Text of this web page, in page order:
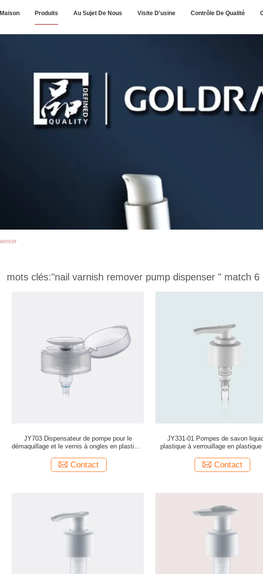
Maison Produits Au Sujet De Nous Visite D'usine Contrôle De Qualité
mots clés:"nail varnish remover pump dispenser " match 6
JY703 Dispensateur de pompe pour le
démaquillage et le vernis à ongles en plastique
Contact
JY331-01 Pompes de savon
plastique à verrouillage en plastique
Contact